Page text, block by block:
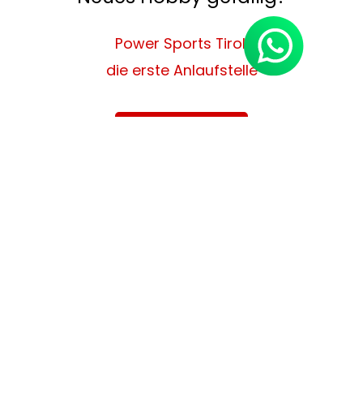
Power Sports Tirol,
die erste Anlaufstelle